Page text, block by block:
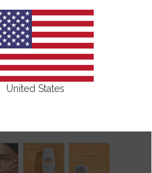
United States